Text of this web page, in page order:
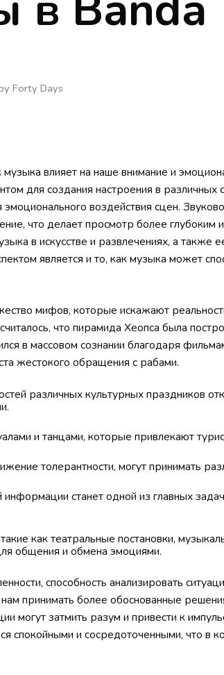
Forty Days
влияет на наше внимание и
для создания настроения в различных
эмоционального воздействия сцен.
что делает просмотр более
в искусстве и развлечениях, а также
является и то, как музыка может
мифов, которые искажают
что пирамида Хеопса была
в массовом сознании благодаря
жестокого обращения с рабами.
различных культурных праздников
и танцами, которые привлекают
толерантности, могут принимать
станет одной из главных
как театральные постановки,
общения и обмена эмоциями.
способность анализировать
принимать более обоснованные
могут затмить разум и привести к
спокойными и сосредоточенными, что в